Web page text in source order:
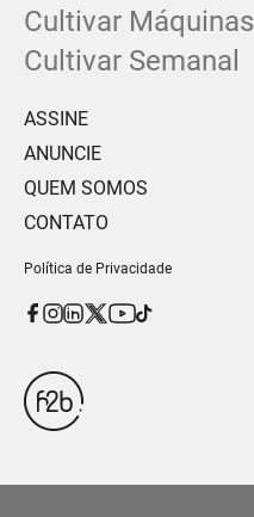
Cultivar Máquinas
Cultivar Semanal
ASSINE
ANUNCIE
QUEM SOMOS
CONTATO
Política de Privacidade